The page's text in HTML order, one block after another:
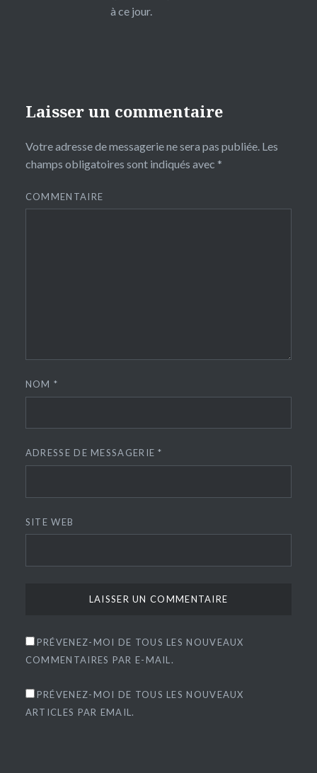
à ce jour.
Laisser un commentaire
Votre adresse de messagerie ne sera pas publiée.Les
champs obligatoires sont indiqués avec *
COMMENTAIRE
NOM*
ADRESSE DE MESSAGERIE*
SITE WEB
PRÉVENEZ-MOI DE TOUS LES NOUVEAUX
COMMENTAIRES PAR E-MAIL.
PRÉVENEZ-MOI DE TOUS LES NOUVEAUX
ARTICLES PAR EMAIL.